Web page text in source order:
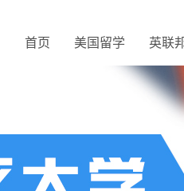
首页 美国留学 英联